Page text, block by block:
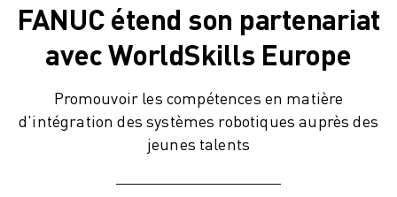
FONCTIONS/OPTIONS DE LA CNC
SIMULATION - DIGITAL TWIN SOLUTIONS
PRODUITS ÉDUCATIFS CNC
SOLUTIONS DE RETROFIT
FANUC étend son partenariat
avec WorldSkills Europe
Promouvoir les compétences en matière
d'intégration des systèmes robotiques auprès des
jeunes talents